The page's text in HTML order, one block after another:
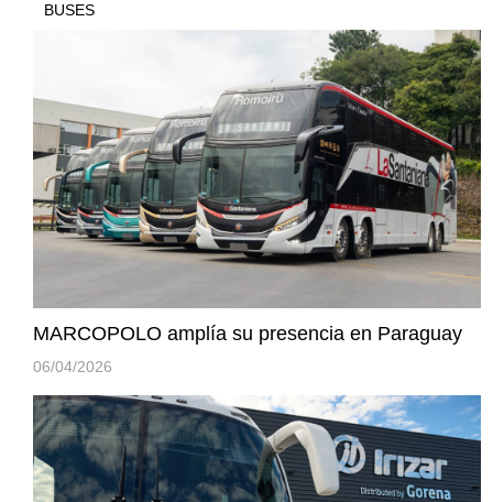
BUSES
MARCOPOLO amplía su presencia en Paraguay
06/04/2026